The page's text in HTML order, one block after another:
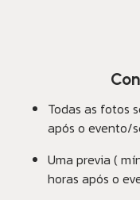
Todas as fotos
após o evento/
Uma previa (
horas após o